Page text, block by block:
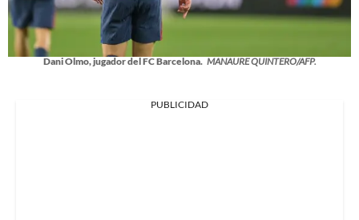
Dani Olmo, jugador del FC Barcelona. MANAURE QUINTERO/AFP.
PUBLICIDAD